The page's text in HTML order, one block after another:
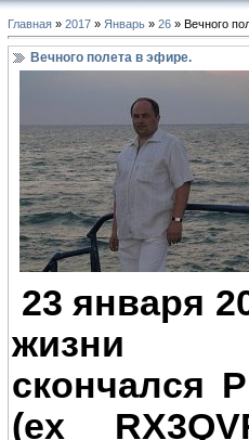
Главная » 2017 » Январь » 26 » Вечного
Вечного полета в эфире.
23 января
жизни
скончался
(ex